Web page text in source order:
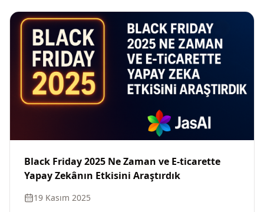
Black Friday 2025 Ne Zaman ve E-ticarette
Yapay Zekânın Etkisini Araştırdık
19 Kasım 2025